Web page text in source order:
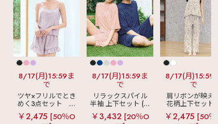
わいい #ランジェリー
#かわいいランジェリ
ー #大人エレガント #
大人ガーリー #ブラ #
コード #ブラジャー #
ノンワイヤー #レース
#ノンワイヤーブラ #
盛れるブラ #肌見せコ
ーデ ＃ギャル #平成
ギャル #令和ギャル #
インナーコーデ
8/17(月)15:59ま
で
ツヤ×フリルでとき
めく3点セット
シ
ルキー ショートパ
ンツ 3点セット
￥2,475 [50％O
8/17(月)15:59ま
で
リラックスパイル
半袖 上下セット (男
女兼用サイズ)
￥3,432 [20％O
8/17(月)15:59
で
肩リボンが映え
花柄上下セット
メニーフラワー
ングパンツ 上下
￥2,475 [50